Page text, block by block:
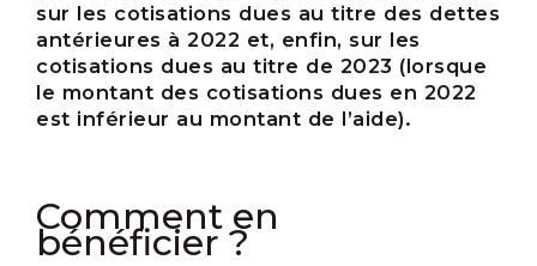
sur les cotisations dues au titre des dettes
antérieures à 2022 et, enfin, sur les
cotisations dues au titre de 2023 (lorsque
le montant des cotisations dues en 2022
est inférieur au montant de l’aide).
Comment en
bénéficier ?